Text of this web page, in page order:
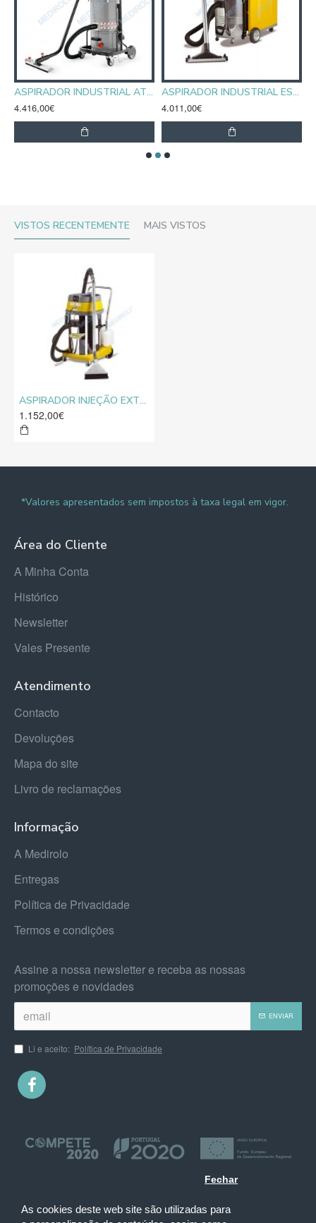
As cookies deste web site são utilizadas para
Fechar
ASPIRADOR INDUSTRIAL ATEX POWER INDUST AX 20 SP Z22
4.416,00€
ASPIRADOR INDUSTRIAL ESPECIAL AZ 35
4.011,00€
VISTOS RECENTEMENTE MAIS VISTOS
ASPIRADOR INJEÇÃO EXTRAÇÃO M 26 CEME
1.152,00€
*Valores apresentados sem impostos à taxa legal em vigor.
Área do Cliente
A Minha Conta
Histórico
Newsletter
Vales Presente
Atendimento
Contacto
Devoluções
Mapa do site
Livro de reclamações
Informação
A Medirolo
Entregas
Política de Privacidade
Termos e condições
Assine a nossa newsletter e receba as nossas
promoções e novidades
ENVIAR
Li e aceito: Política de Privacidade